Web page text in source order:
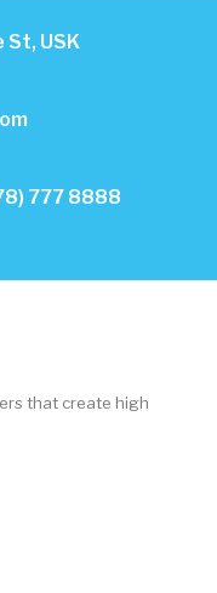
USK
777 8888
that create high